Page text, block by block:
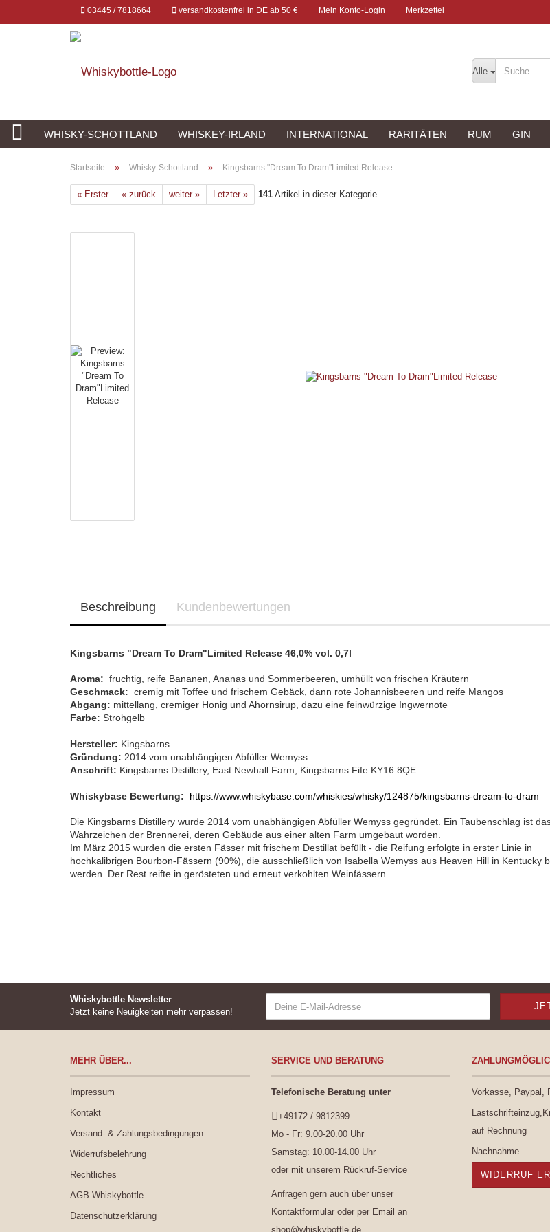
03445 / 7818664 versandkostenfrei in DE ab 50 € Mein Konto-Login
Konto erstellen
Merkzettel
Alle
WHISKY-SCHOTTLAND WHISKEY-IRLAND INTERNATIONAL RARITÄTEN RUM GIN
Startseite » Whisky-Schottland » Kingsbarns "Dream To Dram"Limited Release
« Erster « zurück weiter » Letzter » 141 Artikel in dieser Kategorie
Beschreibung Kundenbewertungen
Kingsbarns "Dream To Dram"Limited Release 46,0% vol. 0,7l
Aroma: fruchtig, reife Bananen, Ananas und Sommerbeeren, umhüllt von frischen Kräutern
Geschmack: cremig mit Toffee und frischem Gebäck, dann rote Johannisbeeren und reife Mangos
Abgang: mittellang, cremiger Honig und Ahornsirup, dazu eine feinwürzige Ingwernote
Farbe: Strohgelb
Hersteller: Kingsbarns
Gründung: 2014 vom unabhängigen Abfüller Wemyss
Anschrift: Kingsbarns Distillery, East Newhall Farm, Kingsbarns Fife KY16 8QE
Whiskybase Bewertung: https://www.whiskybase.com/whiskies/whisky/124875/kingsbarns-dream-to-dram
Die Kingsbarns Distillery wurde 2014 vom unabhängigen Abfüller Wemyss gegründet. Ein Taubenschlag ist
Wahrzeichen der Brennerei, deren Gebäude aus einer alten Farm umgebaut worden.
Im März 2015 wurden die ersten Fässer mit frischem Destillat befüllt - die Reifung erfolgte in erster Linie in
hochkalibrigen Bourbon-Fässern (90%), die ausschließlich von Isabella Wemyss aus Heaven Hill in Kentucky
werden. Der Rest reifte in gerösteten und erneut verkohlten Weinfässern.
Whiskybottle Newsletter
Jetzt keine Neuigkeiten mehr verpassen!
MEHR ÜBER...
Impressum
Kontakt
Versand- & Zahlungsbedingungen
Widerrufsbelehrung
Rechtliches
AGB Whiskybottle
Datenschutzerklärung
SERVICE UND BERATUNG
Telefonische Beratung unter
+49172 / 9812399
Mo - Fr: 9.00-20.00 Uhr
Samstag: 10.00-14.00 Uhr
oder mit unserem Rückruf-Service
Anfragen gern auch über unser
Kontaktformularoder per Email an
shop@whiskybottle.de
Vorkasse, Paypal,
auf Rechnung
Nachnahme
WIDERRUF